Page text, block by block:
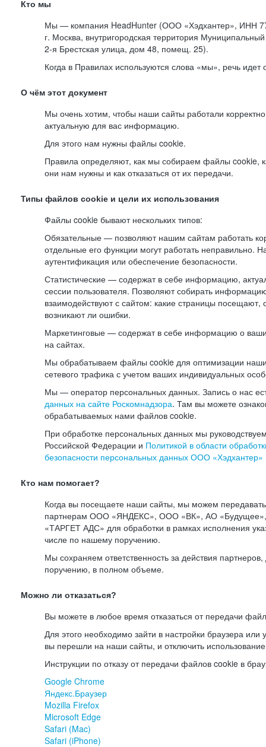
Кто мы
Мы — компания HeadHunter (ООО «Хэдхантер», ИНН
г. Москва, внутригородская территория Муниципальный
2-я Брестская улица, дом 48, помещ. 25).
Когда в Правилах используются слова «мы», речь
О чём этот документ
Мы очень хотим, чтобы наши сайты работали
актуальную для вас информацию.
Для этого нам нужны файлы cookie.
Правила определяют, как мы собираем файлы cookie,
они нам нужны и как отказаться от их передачи.
Типы файлов cookie и цели их использования
Файлы cookie бывают нескольких типов:
Обязательные — позволяют нашим сайтам работать
отдельные его функции могут работать неправильно.
аутентификация или обеспечение безопасности.
Статистические — содержат в себе информацию,
сессии пользователя. Позволяют собирать
взаимодействуют с сайтом: какие страницы посещают,
возникают ли ошибки.
Маркетинговые — содержат в себе информацию о
на сайтах.
Мы обрабатываем файлы cookie для оптимизации
сетевого трафика с учетом ваших индивидуальных
Мы — оператор персональных данных. Запись о нас
данных на сайте Роскомнадзора. Там вы можете
обрабатываемых нами файлов cookie.
При обработке персональных данных мы
Российской Федерации и Политикой в области
безопасности персональных данных ООО «Хэдхантер»
Кто нам помогает?
Когда вы посещаете наши сайты, мы можем
партнерам ООО «ЯНДЕКС», ООО «ВК», АО
«ТАРГЕТ АДС» для обработки в рамках исполнения
числе по нашему поручению.
Мы сохраняем ответственность за действия
поручению, в полном объеме.
Можно ли отказаться?
Вы можете в любое время отказаться от передачи
Для этого необходимо зайти в настройки браузера или
вы перешли на наши сайты, и отключить
Инструкции по отказу от передачи файлов cookie в
Google Chrome
Яндекс.Браузер
Mozilla Firefox
Microsoft Edge
Safari (Mac)
Safari (iPhone)